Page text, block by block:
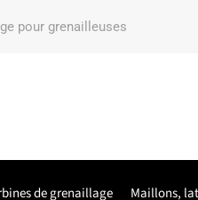
pour grenailleuses
de grenaillage Maillons,